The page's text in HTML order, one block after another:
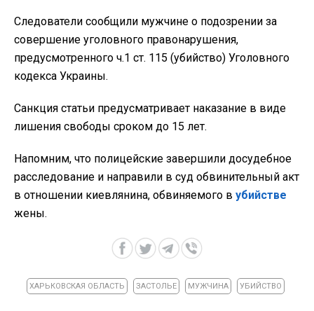
Следователи сообщили мужчине о подозрении за
совершение уголовного правонарушения,
предусмотренного ч.1 ст. 115 (убийство) Уголовного
кодекса Украины.
Санкция статьи предусматривает наказание в виде
лишения свободы сроком до 15 лет.
Напомним, что полицейские завершили досудебное
расследование и направили в суд обвинительный акт
в отношении киевлянина, обвиняемого в убийстве
жены.
ХАРЬКОВСКАЯ ОБЛАСТЬ ЗАСТОЛЬЕ МУЖЧИНА УБИЙСТВО